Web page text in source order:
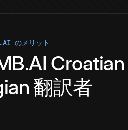
のメリット
Croatian
翻訳者